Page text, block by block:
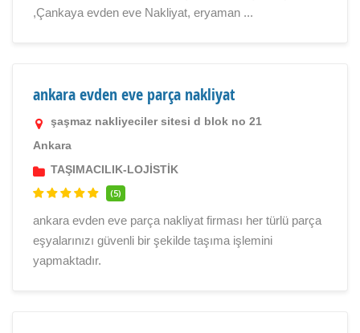
,Çankaya evden eve Nakliyat, eryaman ...
ankara evden eve parça nakliyat
şaşmaz nakliyeciler sitesi d blok no 21
Ankara
TAŞIMACILIK-LOJİSTİK
(5)
ankara evden eve parça nakliyat firması her türlü parça
eşyalarınızı güvenli bir şekilde taşıma işlemini
yapmaktadır.